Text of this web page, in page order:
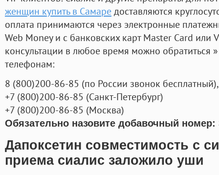
женщин купить в Самаредоставляются
оплата принимаются через электронные
Web Money и с банковских карт Master Card или
консультации в любое время можно обратиться
телефонам:
8 (800)200-86-85 (по России звонок бесплатный),
+7 (800)200-86-85 (Санкт-Петербург)
+7 (800)200-86-85 (Москва)
Обязательно назовите добавочный номер:
Дапоксетин совместимость с
приема сиалис заложило уши